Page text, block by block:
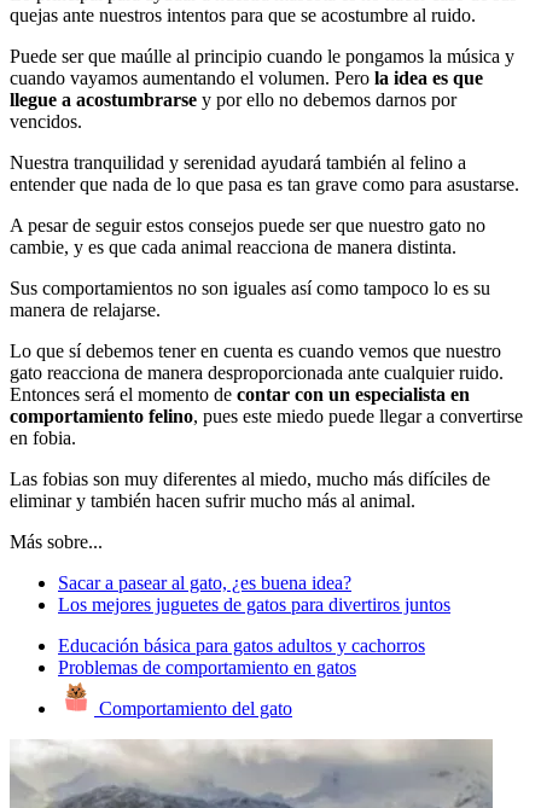
quejas ante nuestros intentos para que se acostumbre al ruido.
Puede ser que maúlle al principio cuando le pongamos la música y
cuando vayamos aumentando el volumen. Pero la idea es que
llegue a acostumbrarse y por ello no debemos darnos por
vencidos.
Nuestra tranquilidad y serenidad ayudará también al felino a
entender que nada de lo que pasa es tan grave como para asustarse.
A pesar de seguir estos consejos puede ser que nuestro gato no
cambie, y es que cada animal reacciona de manera distinta.
Sus comportamientos no son iguales así como tampoco lo es su
manera de relajarse.
Lo que sí debemos tener en cuenta es cuando vemos que nuestro
gato reacciona de manera desproporcionada ante cualquier ruido.
Entonces será el momento de contar con un especialista en
comportamiento felino, pues este miedo puede llegar a convertirse
en fobia.
Las fobias son muy diferentes al miedo, mucho más difíciles de
eliminar y también hacen sufrir mucho más al animal.
Más sobre...
Sacar a pasear al gato, ¿es buena idea?
Los mejores juguetes de gatos para divertiros juntos
Educación básica para gatos adultos y cachorros
Problemas de comportamiento en gatos
Comportamiento del gato